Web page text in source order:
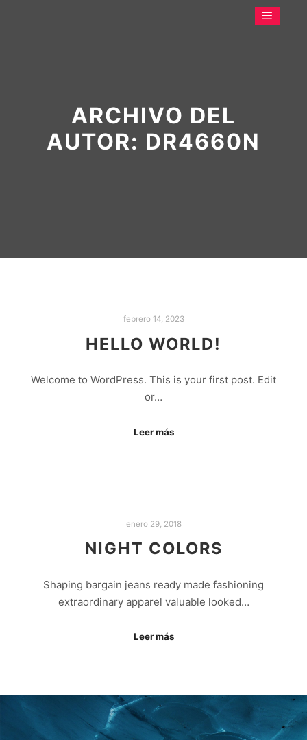
ARCHIVO DEL
AUTOR: DR4660N
febrero 14, 2023
HELLO WORLD!
Welcome to WordPress. This is your first post. Edit
or…
Leer más
enero 29, 2018
NIGHT COLORS
Shaping bargain jeans ready made fashioning
extraordinary apparel valuable looked…
Leer más